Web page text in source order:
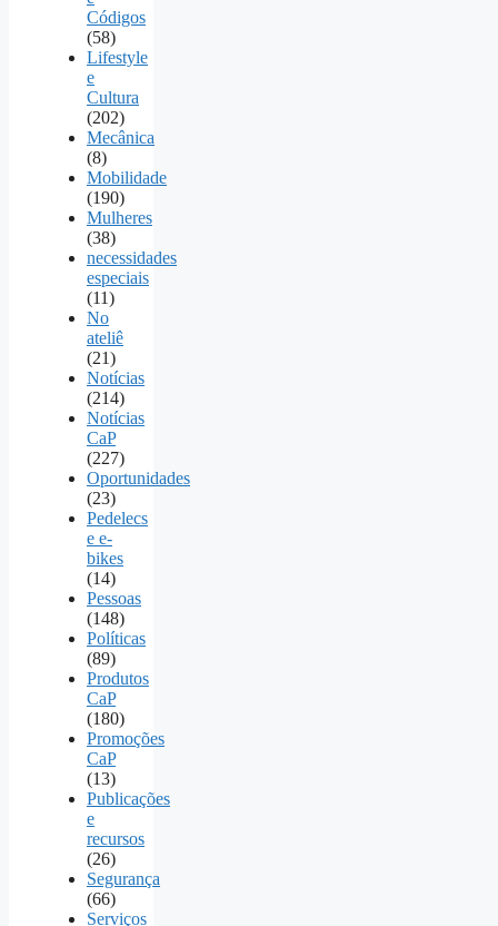
Códigos
(58)
Lifestyle
e
Cultura
(202)
Mecânica
(8)
Mobilidade
(190)
Mulheres
(38)
necessidades
especiais
(11)
No
ateliê
(21)
Notícias
(214)
Notícias
CaP
(227)
Oportunidades
(23)
Pedelecs
e e-
bikes
(14)
Pessoas
(148)
Políticas
(89)
Produtos
CaP
(180)
Promoções
CaP
(13)
Publicações
e
recursos
(26)
Segurança
(66)
Serviços